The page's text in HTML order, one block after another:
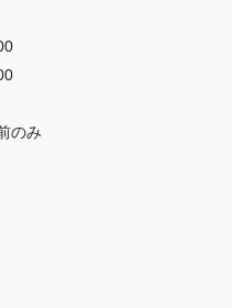
のみ